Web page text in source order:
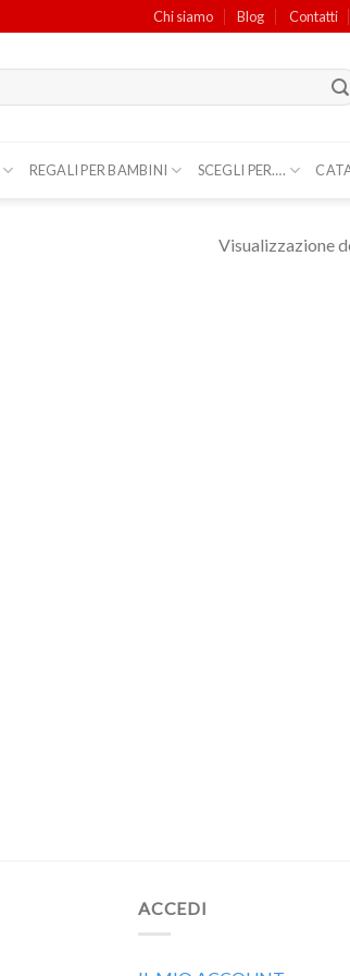
Chi siamo Blog Contatti
REGALI PER BAMBINI SCEGLI PER….
Visualizzazione
ACCEDI